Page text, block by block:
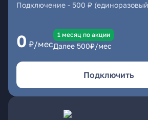
Подключение - 500 ₽
0 ₽/мес
1 месяц по акции
Далее 500₽/мес
Подключить